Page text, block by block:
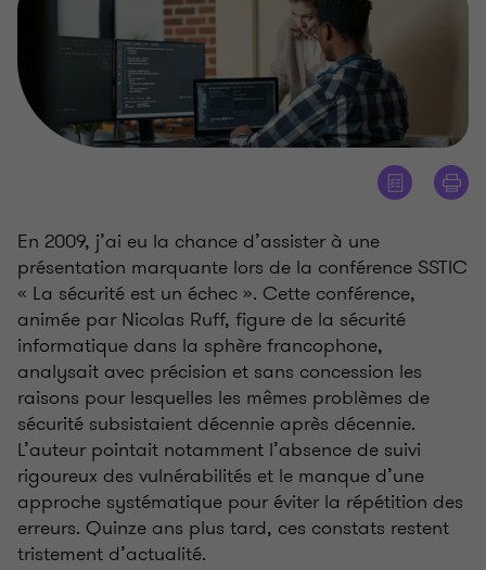
En 2009, j’ai eu la chance d’assister à une
présentation marquante lors de la conférence SSTIC
« La sécurité est un échec». Cette conférence,
animée par Nicolas Ruff, figure de la sécurité
informatique dans la sphère francophone,
analysait avec précision et sans concession les
raisons pour lesquelles les mêmes problèmes de
sécurité subsistaient décennie après décennie.
L’auteur pointait notamment l’absence de suivi
rigoureux des vulnérabilités et le manque d’une
approche systématique pour éviter la répétition des
erreurs. Quinze ans plus tard, ces constats restent
tristement d’actualité.